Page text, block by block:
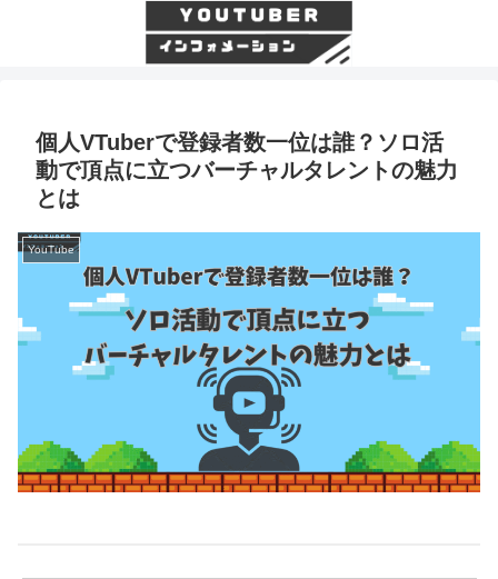
個人VTuberで登録者数一位は誰？ソロ活
動で頂点に立つバーチャルタレントの魅力
とは
YouTube